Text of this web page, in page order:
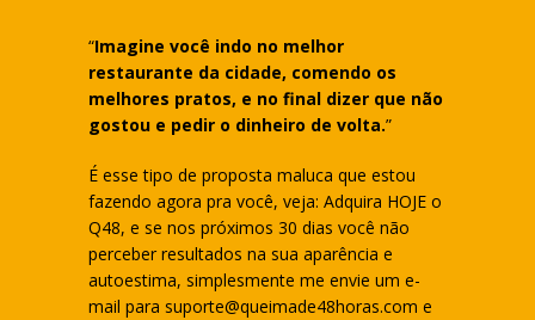
“Imagine você indo no melhor
restaurante da cidade, comendo os
melhores pratos, e no final dizer que não
gostou e pedir o dinheiro de volta.”
É esse tipo de proposta maluca que estou
fazendo agora pra você, veja: Adquira HOJE o
Q48, e se nos próximos 30 dias você não
perceber resultados na sua aparência e
autoestima, simplesmente me envie um e-
mail para suporte@queimade48horas.com e